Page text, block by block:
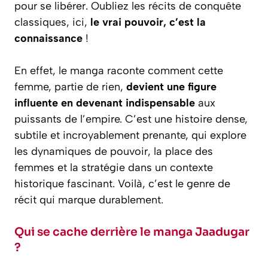
pour se libérer. Oubliez les récits de conquête
classiques, ici, le vrai pouvoir, c’est la
connaissance !
En effet, le manga raconte comment cette
femme, partie de rien, devient une figure
influente en devenant indispensable aux
puissants de l’empire. C’est une histoire dense,
subtile et incroyablement prenante, qui explore
les dynamiques de pouvoir, la place des
femmes et la stratégie dans un contexte
historique fascinant. Voilà, c’est le genre de
récit qui marque durablement.
Qui se cache derrière le manga Jaadugar
?